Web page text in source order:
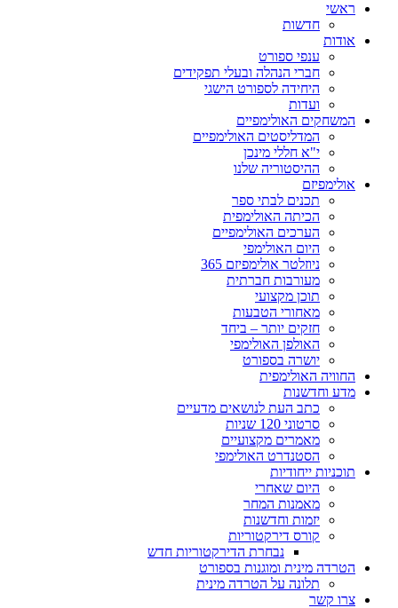
ראשי
חדשות
אודות
ענפי ספורט
חברי הנהלה ובעלי תפקידים
היחידה לספורט הישגי
ועדות
המשחקים האולימפיים
המדליסטים האולימפיים
י"א חללי מינכן
ההיסטוריה שלנו
אולימפיזם
תכנים לבתי ספר
הכיתה האולימפית
הערכים האולימפיים
היום האולימפי
ניוזלטר אולימפיזם 365
מעורבות חברתית
תוכן מקצועי
מאחורי הטבעות
חזקים יותר – ביחד
האולפן האולימפי
יושרה בספורט
החוויה האולימפית
מדע וחדשנות
כתב העת לנושאים מדעיים
סרטוני 120 שניות
מאמרים מקצועיים
הסטנדרט האולימפי
תוכניות ייחודיות
היום שאחרי
מאמנות המחר
יזמות וחדשנות
קורס דירקטוריות
נבחרת הדירקטוריות חדש
הטרדה מינית ומוגנות בספורט
תלונה על הטרדה מינית
צרו קשר